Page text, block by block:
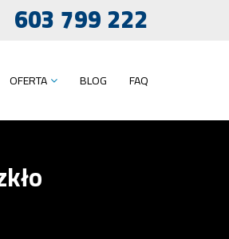
603 799 222
OFERTA BLOG FAQ